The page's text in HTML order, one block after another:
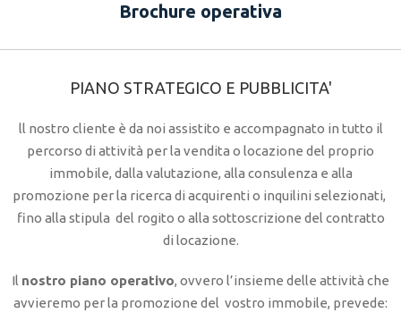
Brochure operativa
PIANO STRATEGICO E PUBBLICITA'
ll nostro cliente è da noi assistito e accompagnato in tutto il
percorso di attività per la vendita o locazione del proprio
immobile, dalla valutazione, alla consulenza e alla
promozione per la ricerca di acquirenti o inquilini selezionati,
fino alla stipula del rogito o alla sottoscrizione del contratto
di locazione.
Il nostro piano operativo, ovvero l’insieme delle attività che
avvieremo per la promozione del vostro immobile, prevede: